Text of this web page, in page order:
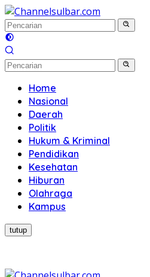
Langsung
ke
konten
Home
Nasional
Daerah
Politik
Hukum & Kriminal
Pendidikan
Kesehatan
Hiburan
Olahraga
Kampus
tutup